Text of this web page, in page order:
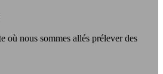
où nous sommes allés prélever des